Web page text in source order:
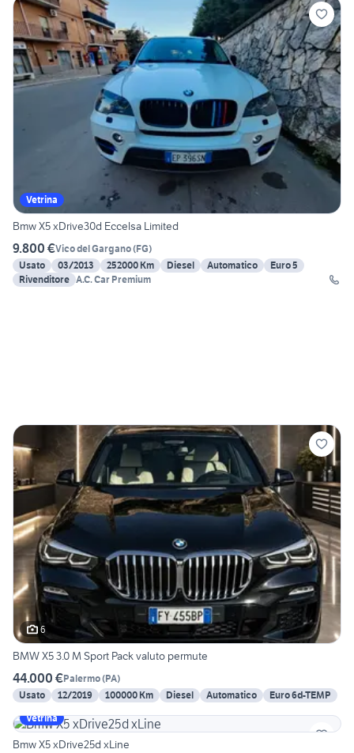
Vetrina
Bmw X5 xDrive30d Eccelsa Limited
9.800 €Vico del Gargano(FG)
Usato
03/2013 252000 Km Diesel Automatico
Euro 5
Rivenditore A.C. Car Premium
6
BMW X5 3.0 M Sport Pack valuto permute
44.000 €Palermo(PA)
Usato
12/2019 100000 Km Diesel Automatico
Euro 6d-TEMP
Vetrina
Bmw X5 xDrive25d xLine